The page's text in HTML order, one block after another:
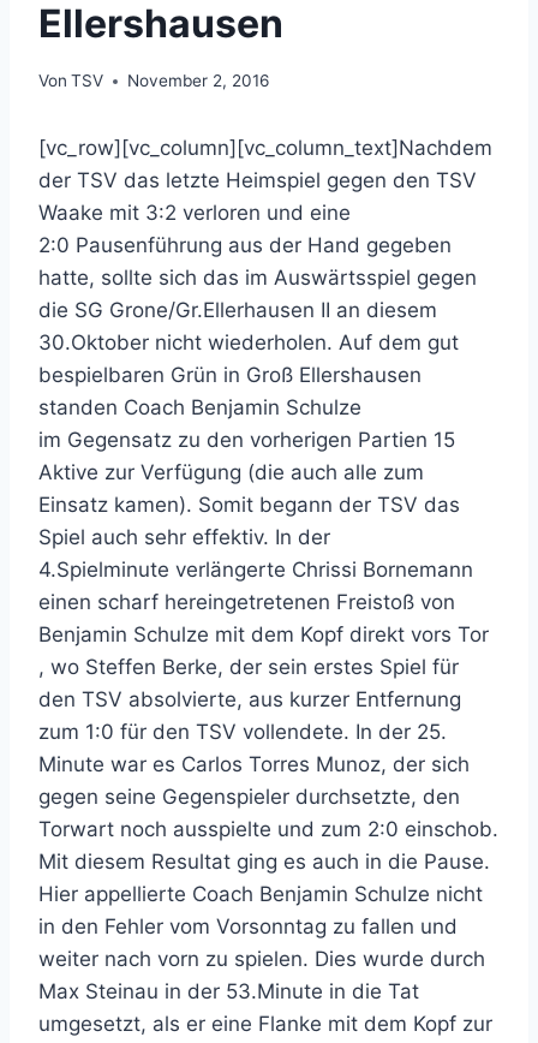
Ellershausen
Von TSV November 2, 2016
[vc_row][vc_column][vc_column_text]Nachdem
der TSV das letzte Heimspiel gegen den TSV
Waake mit 3:2 verloren und eine
2:0 Pausenführung aus der Hand gegeben
hatte, sollte sich das im Auswärtsspiel gegen
die SG Grone/Gr.Ellerhausen II an diesem
30.Oktober nicht wiederholen. Auf dem gut
bespielbaren Grün in Groß Ellershausen
standen Coach Benjamin Schulze
im Gegensatz zu den vorherigen Partien 15
Aktive zur Verfügung (die auch alle zum
Einsatz kamen). Somit begann der TSV das
Spiel auch sehr effektiv. In der
4.Spielminute verlängerte Chrissi Bornemann
einen scharf hereingetretenen Freistoß von
Benjamin Schulze mit dem Kopf direkt vors Tor
, wo Steffen Berke, der sein erstes Spiel für
den TSV absolvierte, aus kurzer Entfernung
zum 1:0 für den TSV vollendete. In der 25.
Minute war es Carlos Torres Munoz, der sich
gegen seine Gegenspieler durchsetzte, den
Torwart noch ausspielte und zum 2:0 einschob.
Mit diesem Resultat ging es auch in die Pause.
Hier appellierte Coach Benjamin Schulze nicht
in den Fehler vom Vorsonntag zu fallen und
weiter nach vorn zu spielen. Dies wurde durch
Max Steinau in der 53.Minute in die Tat
umgesetzt, als er eine Flanke mit dem Kopf zur